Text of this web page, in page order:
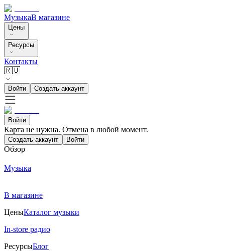
МузыкаВ магазине
Цены
Ресурсы
Контакты
🇷🇺
Войти Создать аккаунт
Войти
Карта не нужна. Отмена в любой момент.
Создать аккаунт Войти
Обзор
Музыка
В магазине
ЦеныКаталог музыки
In-store радио
РесурсыБлог